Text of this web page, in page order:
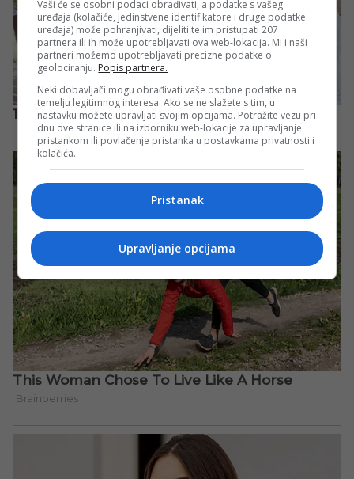
Vaši će se osobni podaci obrađivati, a podatke s vašeg
uređaja (kolačiće, jedinstvene identifikatore i druge podatke
uređaja) može pohranjivati, dijeliti te im pristupati 207
partnera ili ih može upotrebljavati ova web-lokacija. Mi i naši
partneri možemo upotrebljavati precizne podatke o
geolociranju. Popis partnera.
Neki dobavljači mogu obrađivati vaše osobne podatke na
temelju legitimnog interesa. Ako se ne slažete s tim, u
nastavku možete upravljati svojim opcijama. Potražite vezu pri
dnu ove stranice ili na izborniku web-lokacije za upravljanje
pristankom ili povlačenje pristanka u postavkama privatnosti i
kolačića.
Pristanak
Upravljanje opcijama